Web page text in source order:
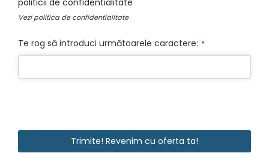
Vezipolitica de confidentialitate
Te rog să introduci următoarele caractere: *
Trimite! Revenim cu oferta ta!